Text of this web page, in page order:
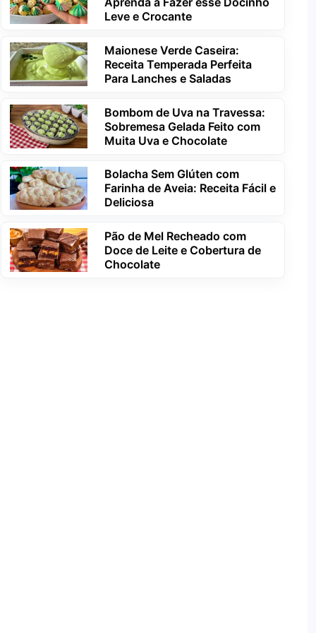
Leve e Crocante
Maionese Verde Caseira:
Receita Temperada Perfeita
Para Lanches e Saladas
Bombom de Uva na Travessa:
Sobremesa Gelada Feito com
Muita Uva e Chocolate
Bolacha Sem Glúten com
Farinha de Aveia: Receita Fácil e
Deliciosa
Pão de Mel Recheado com
Doce de Leite e Cobertura de
Chocolate